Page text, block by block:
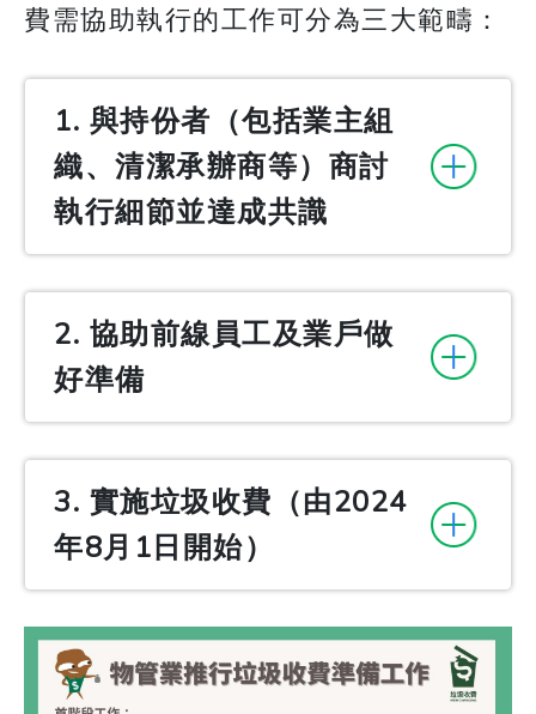
費需協助執行的工作可分為三大範疇：
1. 與持份者（包括業主組
織、清潔承辦商等）商討
執行細節並達成共識
2. 協助前線員工及業戶做
好準備
3. 實施垃圾收費（由2024
年8月1日開始）